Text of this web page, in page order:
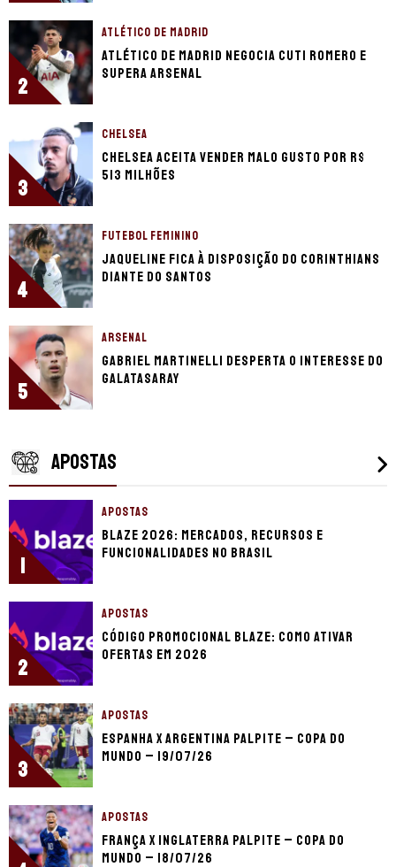
2
ATLÉTICO DE MADRID
Atlético de Madrid negocia Cuti Romero e
supera Arsenal
3
CHELSEA
Chelsea aceita vender Malo Gusto por R$
513 milhões
4
FUTEBOL FEMININO
Jaqueline fica à disposição do Corinthians
diante do Santos
5
ARSENAL
Gabriel Martinelli desperta o interesse do
Galatasaray
APOSTAS
1
APOSTAS
Blaze 2026: mercados, recursos e
funcionalidades no Brasil
2
APOSTAS
Código promocional Blaze: como ativar
ofertas em 2026
3
APOSTAS
Espanha x Argentina palpite – Copa do
Mundo – 19/07/26
APOSTAS
França x Inglaterra palpite – Copa do
Mundo – 18/07/26